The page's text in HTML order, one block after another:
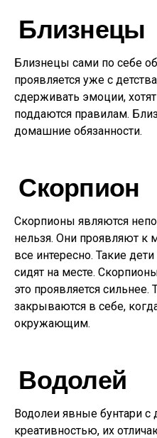
Близнецы
Близнецы сами по себе
проявляется уже с
сдерживать эмоции,
поддаются правилам.
домашние обязанности.
Скорпион
Скорпионы являются
нельзя. Они проявляют к
все интересно. Такие
сидят на месте.
это проявляется сильнее.
закрываются в себе,
окружающим.
Водолей
Водолеи явные бунтари с
креативностью, их